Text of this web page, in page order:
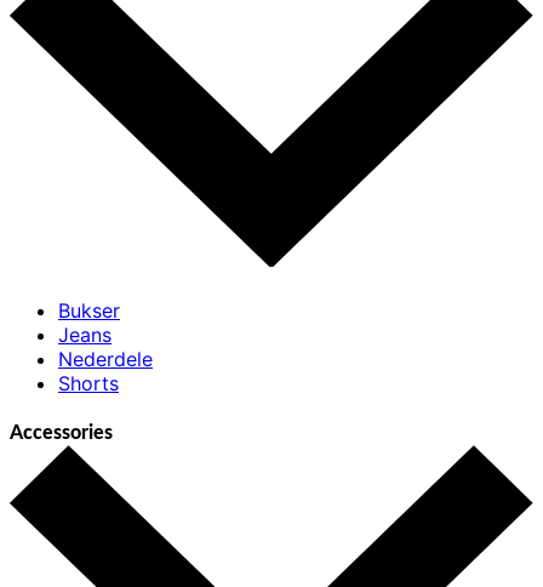
Bukser
Jeans
Nederdele
Shorts
Accessories